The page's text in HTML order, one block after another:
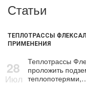
Статьи
ТЕПЛОТРАССЫ
ПРИМЕНЕНИЯ
28
Июл
Теплотрассы
проложить